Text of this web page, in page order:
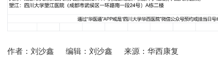
作者：刘沙鑫 编辑：刘沙鑫 来源：华西康复